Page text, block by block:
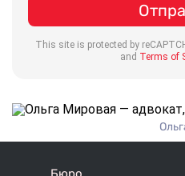
This site is protected by
and Terms of